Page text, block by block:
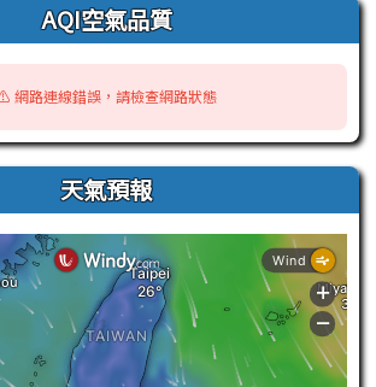
AQI空氣品質
網路連線錯誤，請檢查網路狀態
天氣預報